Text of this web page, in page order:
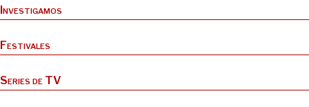
Investigamos
Festivales
Series de TV